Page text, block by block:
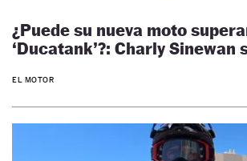
¿Puede su nueva moto
‘Ducatank’?: Charly Sinewan
EL MOTOR